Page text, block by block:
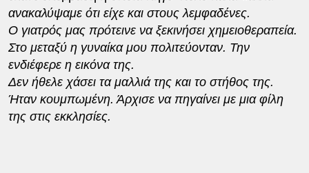
ανακαλύψαμε ότι είχε και στους λεμφαδένες.
Ο γιατρός μας πρότεινε να ξεκινήσει χημειοθεραπεία.
Στο μεταξύ η γυναίκα μου πολιτεύονταν. Την
ενδιέφερε η εικόνα της.
Δεν ήθελε χάσει τα μαλλιά της και το στήθος της.
Ήταν κουμπωμένη. Άρχισε να πηγαίνει με μια φίλη
της στις εκκλησίες.